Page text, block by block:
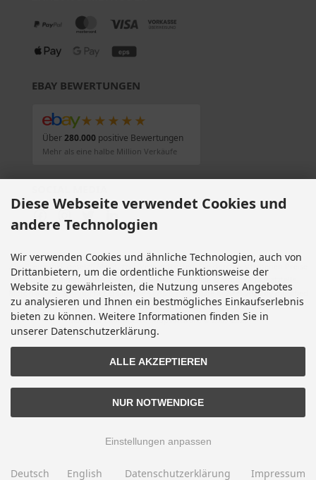
EBAY BEWERTUNGEN
★★★★★
Über280.000positive Bewertungen
Mehr als eine halbe Million Verkäufe
Alle Preise inkl. gesetzl. MwSt. zzgl. Versandkosten . Die durchgestrichenen Preise
entsprechen dem bisherigen Preis bei Motorradteile & Motorrad Ersatzteile.
Motorradteile & Motorrad Ersatzteile © 2026 | Template © 2009-2026 by modified
eCommerce Shopsoftware
modified eCommerce Shopsoftware © 2009-2026
Diese Webseite verwendet Cookies und
andere Technologien
Wir verwenden Cookies und ähnliche Technologien, auch von
Drittanbietern, um die ordentliche Funktionsweise der
Website zu gewährleisten, die Nutzung unseres Angebotes
zu analysieren und Ihnen ein bestmögliches Einkaufserlebnis
bieten zu können. Weitere Informationen finden Sie in
unserer Datenschutzerklärung.
ALLE AKZEPTIEREN
NUR NOTWENDIGE
Einstellungen anpassen
Deutsch English Datenschutzerklärung Impressum